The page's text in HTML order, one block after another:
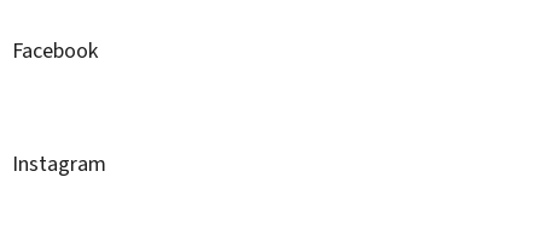
Facebook
Instagram